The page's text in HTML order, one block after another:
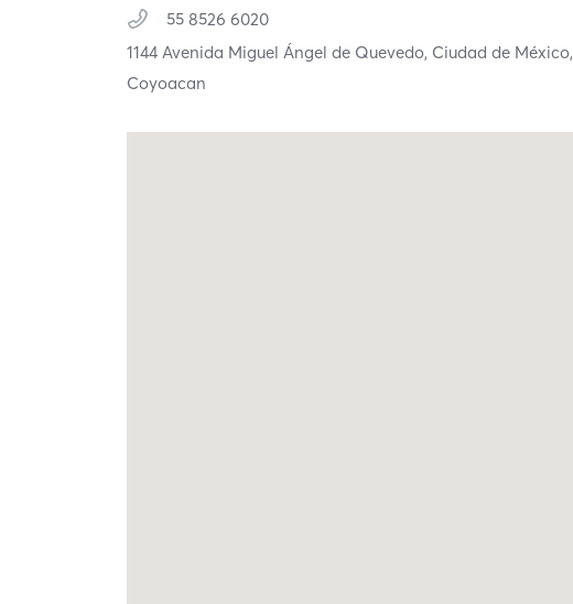
55 8526 6020
1144 Avenida Miguel Ángel de Quevedo, Ciudad de México,
Coyoacan